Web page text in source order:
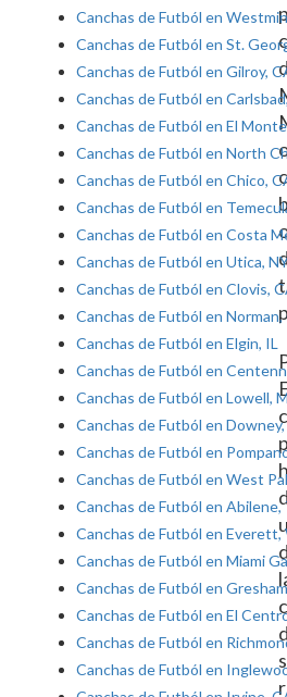
Canchas de Futból en
Canchas de Futból en St.
Canchas de Futból en Gilroy,
Canchas de Futból en
Canchas de Futból en El
Canchas de Futból en North
Canchas de Futból en Chico,
Canchas de Futból en
Canchas de Futból en Costa
Canchas de Futból en Utica,
Canchas de Futból en Clovis,
Canchas de Futból en
Canchas de Futból en Elgin, IL
Canchas de Futból en
Canchas de Futból en Lowell,
Canchas de Futból en
Canchas de Futból en
Canchas de Futból en West
Canchas de Futból en Abilene,
Canchas de Futból en Everett,
Canchas de Futból en Miami
Canchas de Futból en
Canchas de Futból en El
Canchas de Futból en
Canchas de Futból en